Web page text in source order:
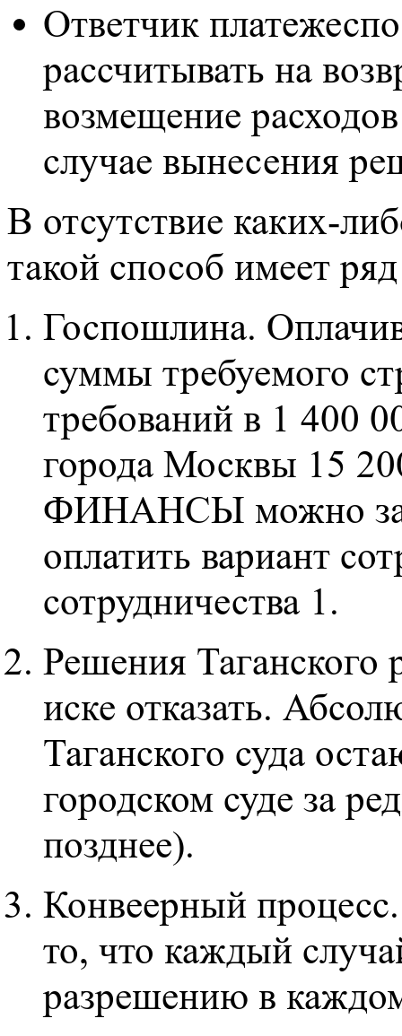
Ответчик
рассчитывать на
возмещение
случае вынесения
В отсутствие каких-
такой способ имеет
Госпошлина.
суммы требуемого
требований в 1 400
города Москвы 15
ФИНАНСЫ можно
оплатить вариант
сотрудничества 1.
Решения Таганского
иске отказать.
Таганского суда
городском суде за
позднее).
Конвеерный
то, что каждый
разрешению в